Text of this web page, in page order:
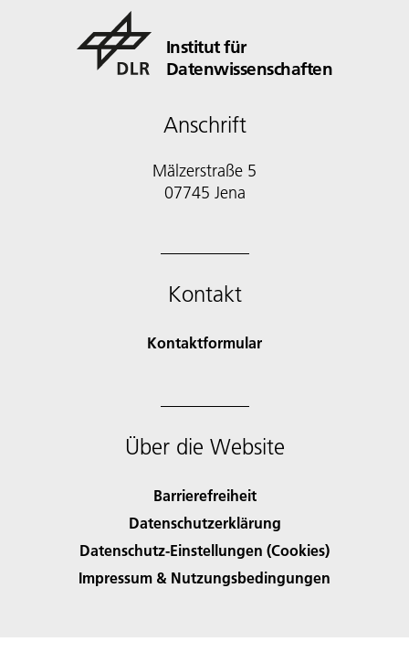
Institut für
Datenwissenschaften
Anschrift
Mälzerstraße 5
Kontakt
Kontaktformular
Über die Website
Barrierefreiheit
Datenschutzerklärung
Datenschutz-Einstellungen (Cookies)
Impressum & Nutzungsbedingungen